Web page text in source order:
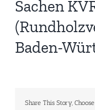
Sachen
Baden-
Share This Story,